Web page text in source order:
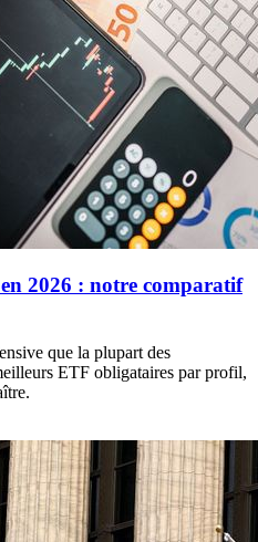
2026 : notre comparatif
que la plupart des
ETF obligataires par profil,